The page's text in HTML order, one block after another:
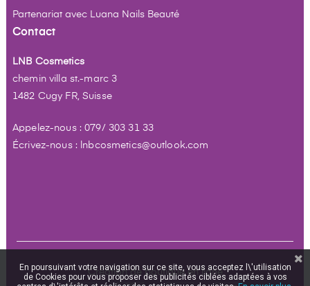
Partenariat avec Luana Nails Beauté
Contact
LNB Cosmetics
chemin villa st.-marc 3
1482 Cugy FR, Suisse
Appelez-nous : 079/ 303 31 33
Écrivez-nous : lnbcosmetics@outlook.com
Création de boutique en ligne
En poursuivant votre navigation sur ce site, vous acceptez l\'utilisation
de Cookies pour vous proposer des publicités ciblées adaptées à vos